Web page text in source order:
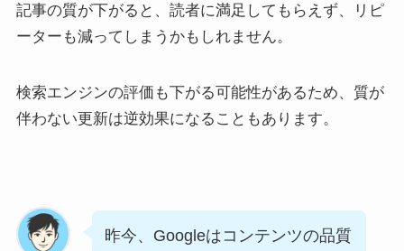
記事の質が下がると、読者に満足してもらえず、リピ
ーターも減ってしまうかもしれません。
検索エンジンの評価も下がる可能性があるため、質が
伴わない更新は逆効果になることもあります。
昨今、Googleはコンテンツの品質